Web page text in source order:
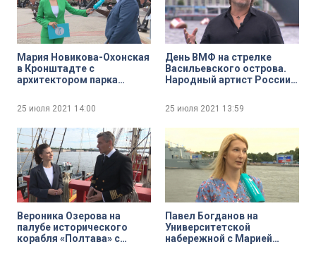
Мария Новикова-Охонская
в Кронштадте с
архитектором парка
25 июля 2021 14:00
День ВМФ на стрелке
Васильевского острова.
Народный артист России
25 июля 2021 13:59
Вероника Озерова на
палубе исторического
корабля «Полтава» с
Павел Богданов на
Университетской
набережной с Марией